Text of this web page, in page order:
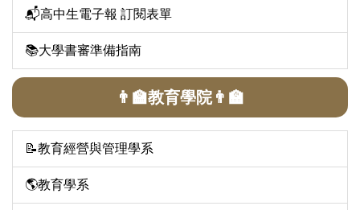
📬高中生電子報 訂閱表單
📚大學書審準備指南
👨‍🏫教育學院👨‍🏫
📝教育經營與管理學系
🌎教育學系